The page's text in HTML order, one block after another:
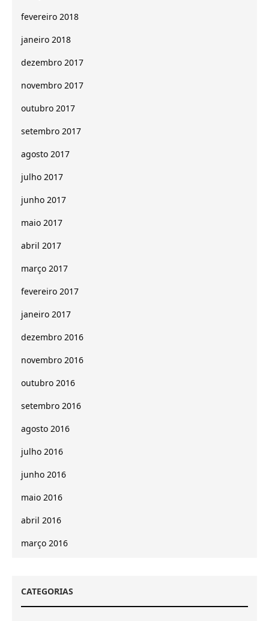
fevereiro 2018
janeiro 2018
dezembro 2017
novembro 2017
outubro 2017
setembro 2017
agosto 2017
julho 2017
junho 2017
maio 2017
abril 2017
março 2017
fevereiro 2017
janeiro 2017
dezembro 2016
novembro 2016
outubro 2016
setembro 2016
agosto 2016
julho 2016
junho 2016
maio 2016
abril 2016
março 2016
CATEGORIAS